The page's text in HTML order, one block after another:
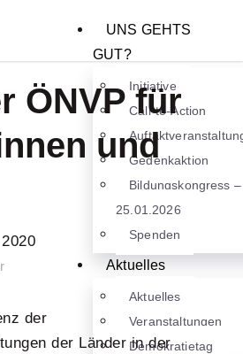
UNS GEHTS
GUT?
Initiative
Call-to-Action
Gedenkaktion
Bildungskongress –
25.01.2026
Spenden
Aktuelles
Aktuelles
Veranstaltungen
Demokratietag
ÖNVP für
und
der
der Länder in der